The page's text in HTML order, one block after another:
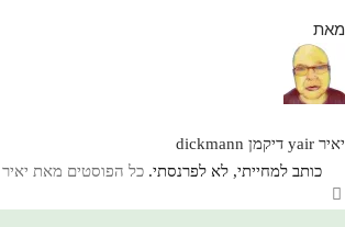
מאת
יאיר yair דיקמן dickmann
כותב למחייתי, לא לפרנסתי. כל הפוסטים מאת יאיר yair דיקמן dickmann‏